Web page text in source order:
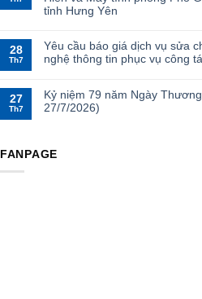
tỉnh Hưng Yên
28
Th7
Yêu cầu báo giá dịch vụ sửa
nghệ thông tin phục vụ công
27
Th7
Kỷ niệm 79 năm Ngày
27/7/2026)
FANPAGE